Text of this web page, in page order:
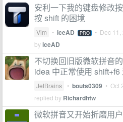
安利一下我的键盘修改
按 shift 的困境
Vim • iceAD PRO • Dec 11,
byiceAD
不切换回旧版微软拼音
idea 中正常使用 shift+f6
JetBrains • bouts0309 • Oct
replied by Richardhtw
微软拼音又开始折磨用